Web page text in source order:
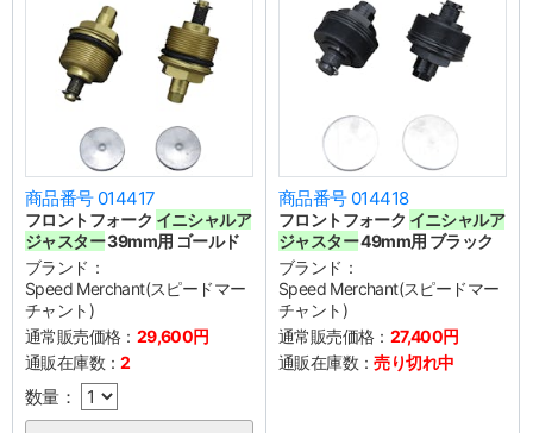
商品番号 014417
フロントフォーク イニシャルア
ジャスター39mm用 ゴールド
ブランド：
Speed Merchant(スピードマー
チャント)
通常販売価格： 29,600円
通販在庫数：2
数量：
商品番号 014418
フロントフォーク イニシャルア
ジャスター49mm用 ブラック
ブランド：
Speed Merchant(スピードマー
チャント)
通常販売価格： 27,400円
通販在庫数：売り切れ中